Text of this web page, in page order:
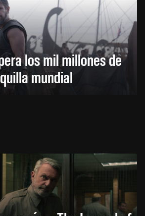
los mil millones de
mundial